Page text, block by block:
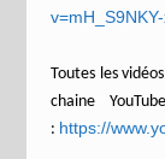
Toutes les
chaine
: https://